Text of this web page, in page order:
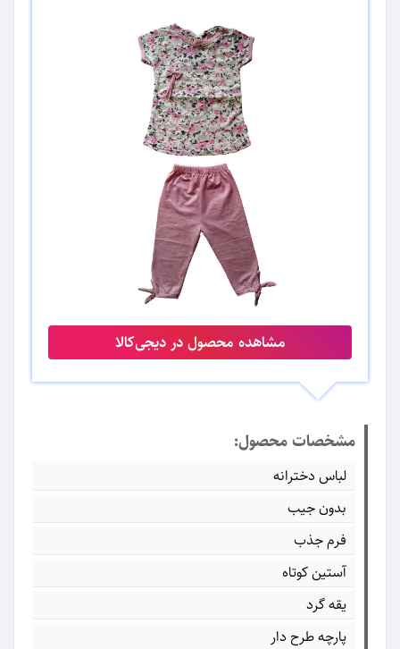
مشاهده محصول در دیجی‌کالا
مشخصات محصول:
لباس دخترانه
بدون جیب
فرم جذب
آستین کوتاه
یقه گرد
پارچه طرح دار